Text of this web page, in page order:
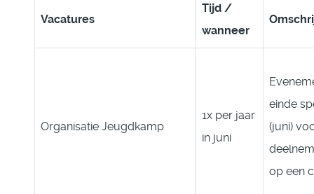
Vacatures
Tijd /
wanneer
Organisatie Jeugdkamp
1x per jaar
in juni
einde
(juni)
op een